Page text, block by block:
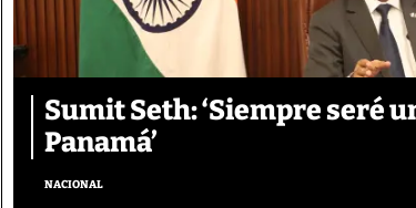
Sumit Seth: ‘Siempre seré
Panamá’
NACIONAL